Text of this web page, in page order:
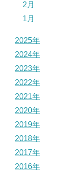
2月
1月
2025年
2024年
2023年
2022年
2021年
2020年
2019年
2018年
2017年
2016年